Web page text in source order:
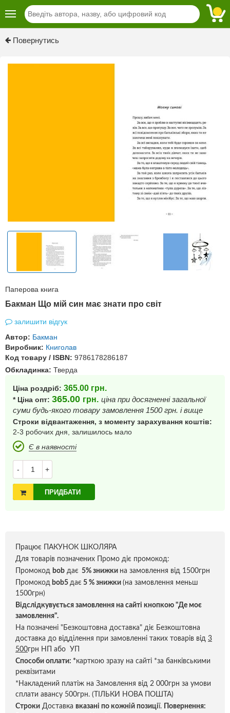
Повернутись
Паперова книга
Бакман Що мій син має знати про світ
залишити відгук
Автор: Бакман
Виробник: Книголав
Код товару / ISBN: 9786178286187
Обкладинка: Тверда
Ціна роздріб: 365.00 грн.
* Ціна опт: 365.00 грн. ціна при досягненні загальної
суми будь-якого товару замовлення 1500 грн. і вище
Строки відвантаження, з моменту зарахування коштів:
2-3 робочих дня, залишилось мало
Є в наявності
- +
ПРИДБАТИ
Працює ПАКУНОК ШКОЛЯРА
Для товарів позначених Промо діє промокод:
Промокод bob дає 5% знижки на замовлення від 1500грн
Промокод bob5 дає 5 % знижки (на замовлення меньш
1500грн)
Відслідкувується замовлення на сайті кнопкою "Де моє
замовлення".
На позначені "Безкоштовна доставка" діє Безкоштовна
доставка до відділення при замовленні таких товарів від 3
500грн НП або УП
Способи оплати: *карткою зразу на сайті *за банківськими
реквізитами
*Накладений платіж на Замовлення від 2 000грн за умови
сплати авансу 500грн. (ТІЛЬКИ НОВА ПОШТА)
Строки Доставка вказані по кожній позиції.
Повернення: